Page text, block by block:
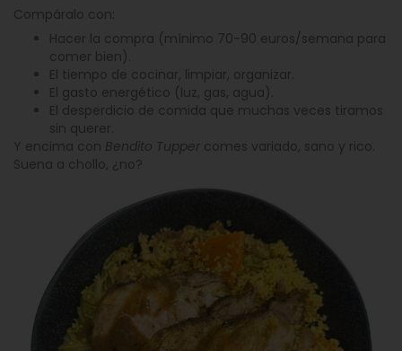
Compáralo con:
Hacer la compra (mínimo 70-90 euros/semana para
comer bien).
El tiempo de cocinar, limpiar, organizar.
El gasto energético (luz, gas, agua).
El desperdicio de comida que muchas veces tiramos
sin querer.
Y encima con Bendito Tupper comes variado, sano y rico.
Suena a chollo, ¿no?